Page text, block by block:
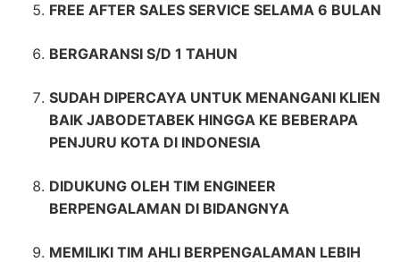
FREE AFTER SALES SERVICE SELAMA 6 BULAN
BERGARANSI S/D 1 TAHUN
SUDAH DIPERCAYA UNTUK MENANGANI KLIEN
BAIK JABODETABEK HINGGA KE BEBERAPA
PENJURU KOTA DI INDONESIA
DIDUKUNG OLEH TIM ENGINEER
BERPENGALAMAN DI BIDANGNYA
MEMILIKI TIM AHLI BERPENGALAMAN LEBIH